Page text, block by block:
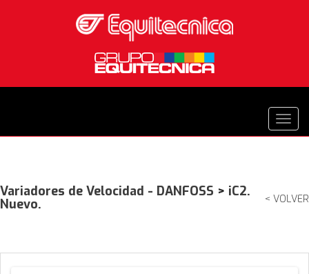
< VOLVER
Variadores de Velocidad - DANFOSS > iC2.
Nuevo.